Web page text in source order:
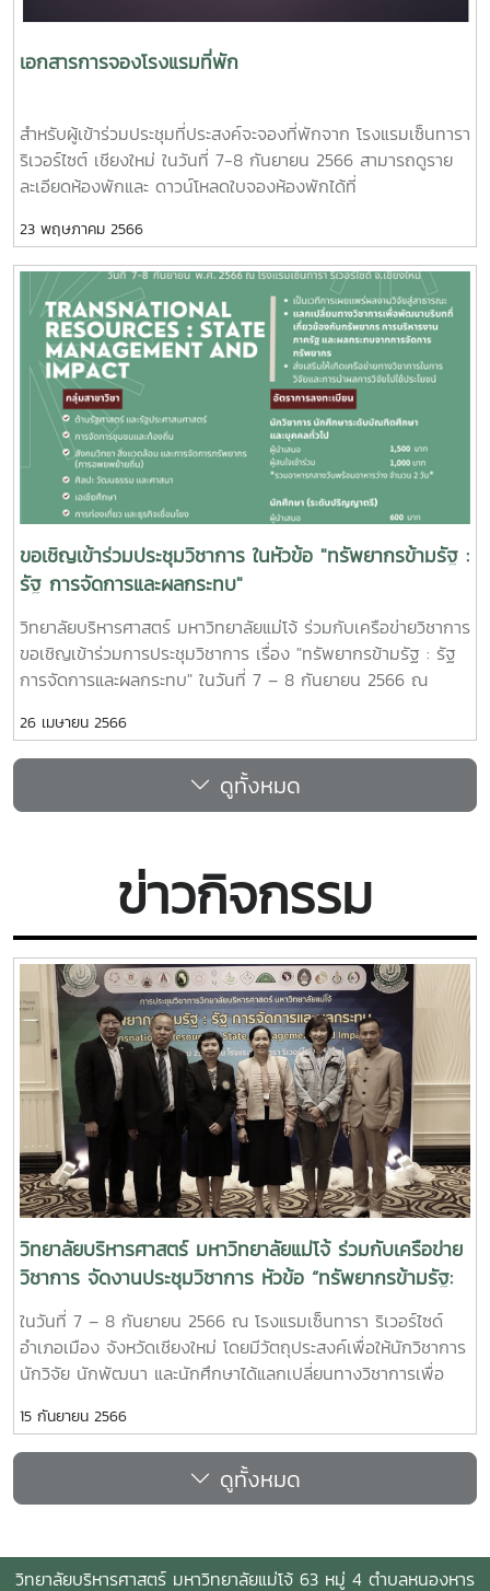
เอกสารการจองโรงแรมที่พัก
สำหรับผู้เข้าร่วมประชุมที่ประสงค์จะจองที่พักจาก โรงแรมเซ็นทารา
ริเวอร์ไซต์ เชียงใหม่ ในวันที่ 7-8 กันยายน 2566 สามารถดูราย
ละเอียดห้องพักและ ดาวน์โหลดใบจองห้องพักได้ที่
id=NTY5NjA4&method=inline
23 พฤษภาคม 2566
ขอเชิญเข้าร่วมประชุมวิชาการ ในหัวข้อ "ทรัพยากรข้ามรัฐ :
รัฐ การจัดการและผลกระทบ"
วิทยาลัยบริหารศาสตร์ มหาวิทยาลัยแม่โจ้ ร่วมกับเครือข่ายวิชาการ
ขอเชิญเข้าร่วมการประชุมวิชาการ เรื่อง "ทรัพยากรข้ามรัฐ : รัฐ
การจัดการและผลกระทบ" ในวันที่ 7 – 8 กันยายน 2566 ณ
วัตถุประสงค์เพื่อให้นักวิชาการ นักวิจัย นักพัฒนา และนักศึกษาได้
แลกเปลี่ยนทางวิชาการเพื่อพัฒนาบริบทที่เกี่ยวข้องกับทรัพยากร
การบริหารงานภาครัฐ และผลกระทบจากการจัดการทรัพยากร
ตลอดจนเพื่อส่งเสริมให้เกิดเครือข่ายทางวิชาการและเผยแพร่ผล
ประเด็นที่เกี่ยวข้อง ดังนี้1. ด้านรัฐศาสตร์ และ
รัฐประศาสนศาสตร์2. การจัดการชุมชนและท้องถิ่น3. สังคมวิทยา
สิ่งแวดล้อม และการจัดการทรัพยากร (การอพยพย้ายถิ่น)4.
ศิลปะ วัฒนธรรม และศาสนา5. เอเชียศึกษา6. การท่องเที่ยว และ
ธุรกิจเชื่อมโยง7. เศรษฐศาสตร์ และบริหารธุรกิจ8. นิติศาสตร์
กำหนดการรับบทความ#เปิดรับบทความ ถึงวัน
ที่ 20 มิ.ย. 2566#ผู้ทรงคุณวุฒิประเมินบทความ 1 มิ.ย. - 30
มิ.ย. 2566#แก้ไขบทความ 1 ก.ค. - 15 ก.ค.
2566#แจ้งผลการพิจารณาบทความ 20 ก.ค. 2566#ชำระเงิน
ลงทะเบียน(ผู้นำเสนอ) 20 ก.ค. - 10 ส.ค. 2566#ชำระเงินลง
ทะเบียน(ผู้เข้าร่วม) 1 ก.ค. - 30 ส.ค. 2566 อัตราค่าลงทะเบียน-
นักวิชาการ นศ.ระดับบัณฑิตศึกษา ผู้ที่สนใจทั่วไป#ผู้นำเสนอ
1,500 บาท#ผู้เข้าร่วม 1,000 บาท-นักศึกษาระดับปริญญา
ตรี#ผู้นำเสนอ 600 บาท#ผู้เข้าร่วม 600 บาท สอบถามราย
053875540 หรือ 053875543-อีเมล์:
sasconference@gmaejo.mju.ac.th-เวบไซต์:
https://sasconference.mju.ac.th #มหาวิทยาลัยแม่
โจ้#วิทยาลัยบริหาร
ศาสตร์
26 เมษายน 2566
ดูทั้งหมด
ข่าวกิจกรรม
วิทยาลัยบริหารศาสตร์ มหาวิทยาลัยแม่โจ้ ร่วมกับเครือข่าย
วิชาการ จัดงานประชุมวิชาการ หัวข้อ “ทรัพยากรข้ามรัฐ:
รัฐ การจัดการและผลกระทบ”
ในวันที่ 7 – 8 กันยายน 2566 ณ โรงแรมเซ็นทารา ริเวอร์ไซด์
อำเภอเมือง จังหวัดเชียงใหม่ โดยมีวัตถุประสงค์เพื่อให้นักวิชาการ
นักวิจัย นักพัฒนา และนักศึกษาได้แลกเปลี่ยนทางวิชาการเพื่อ
ผลกระทบจากการจัดการทรัพยากร ตลอดจนส่งเสริมให้เกิดเครือ
ข่ายทางวิชาการในการวิจัย การเผยแพร่ผลงานวิจัยสู่สาธารณะและ
การนำผลการวิจัยไปใช้ประโยชน์การประชุมวิชาการในครั้งนี้ ได้รับ
เกียรติจาก รองศาสตราจารย์ ดร.ประภาส ปิ่นตบแต่ง และ
บรรยายในหัวข้อ “ทรัพยากรข้ามรัฐ : รัฐ การจัดการและผลกระ
ทบที่มีต่อ ไทย จีน และอาเซียน” และวิทยากรพิเศษ ดร.อุทัย ดุลย
15 กันยายน 2566
ดูทั้งหมด
วิทยาลัยบริหารศาสตร์ มหาวิทยาลัยแม่โจ้ 63 หมู่ 4 ตำบลหนองหาร